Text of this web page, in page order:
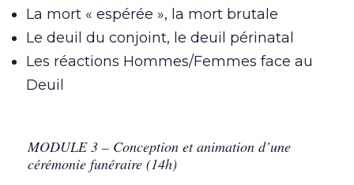
La mort « espérée », la mort brutale
Le deuil du conjoint, le deuil périnatal
Les réactions Hommes/Femmes face au
Deuil
MODULE 3 – Conception et animation d’une
cérémonie funéraire (14h)